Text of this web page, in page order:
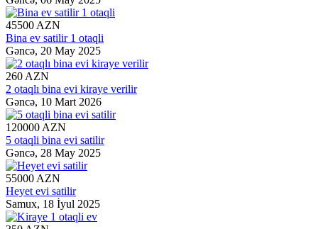
45500 AZN
Bina ev satilir 1 otaqli
Gəncə, 20 May 2025
260 AZN
2 otaqlı bina evi kiraye verilir
Gəncə, 10 Mart 2026
120000 AZN
5 otaqli bina evi satilir
Gəncə, 28 May 2025
55000 AZN
Heyet evi satilir
Samux, 18 İyul 2025